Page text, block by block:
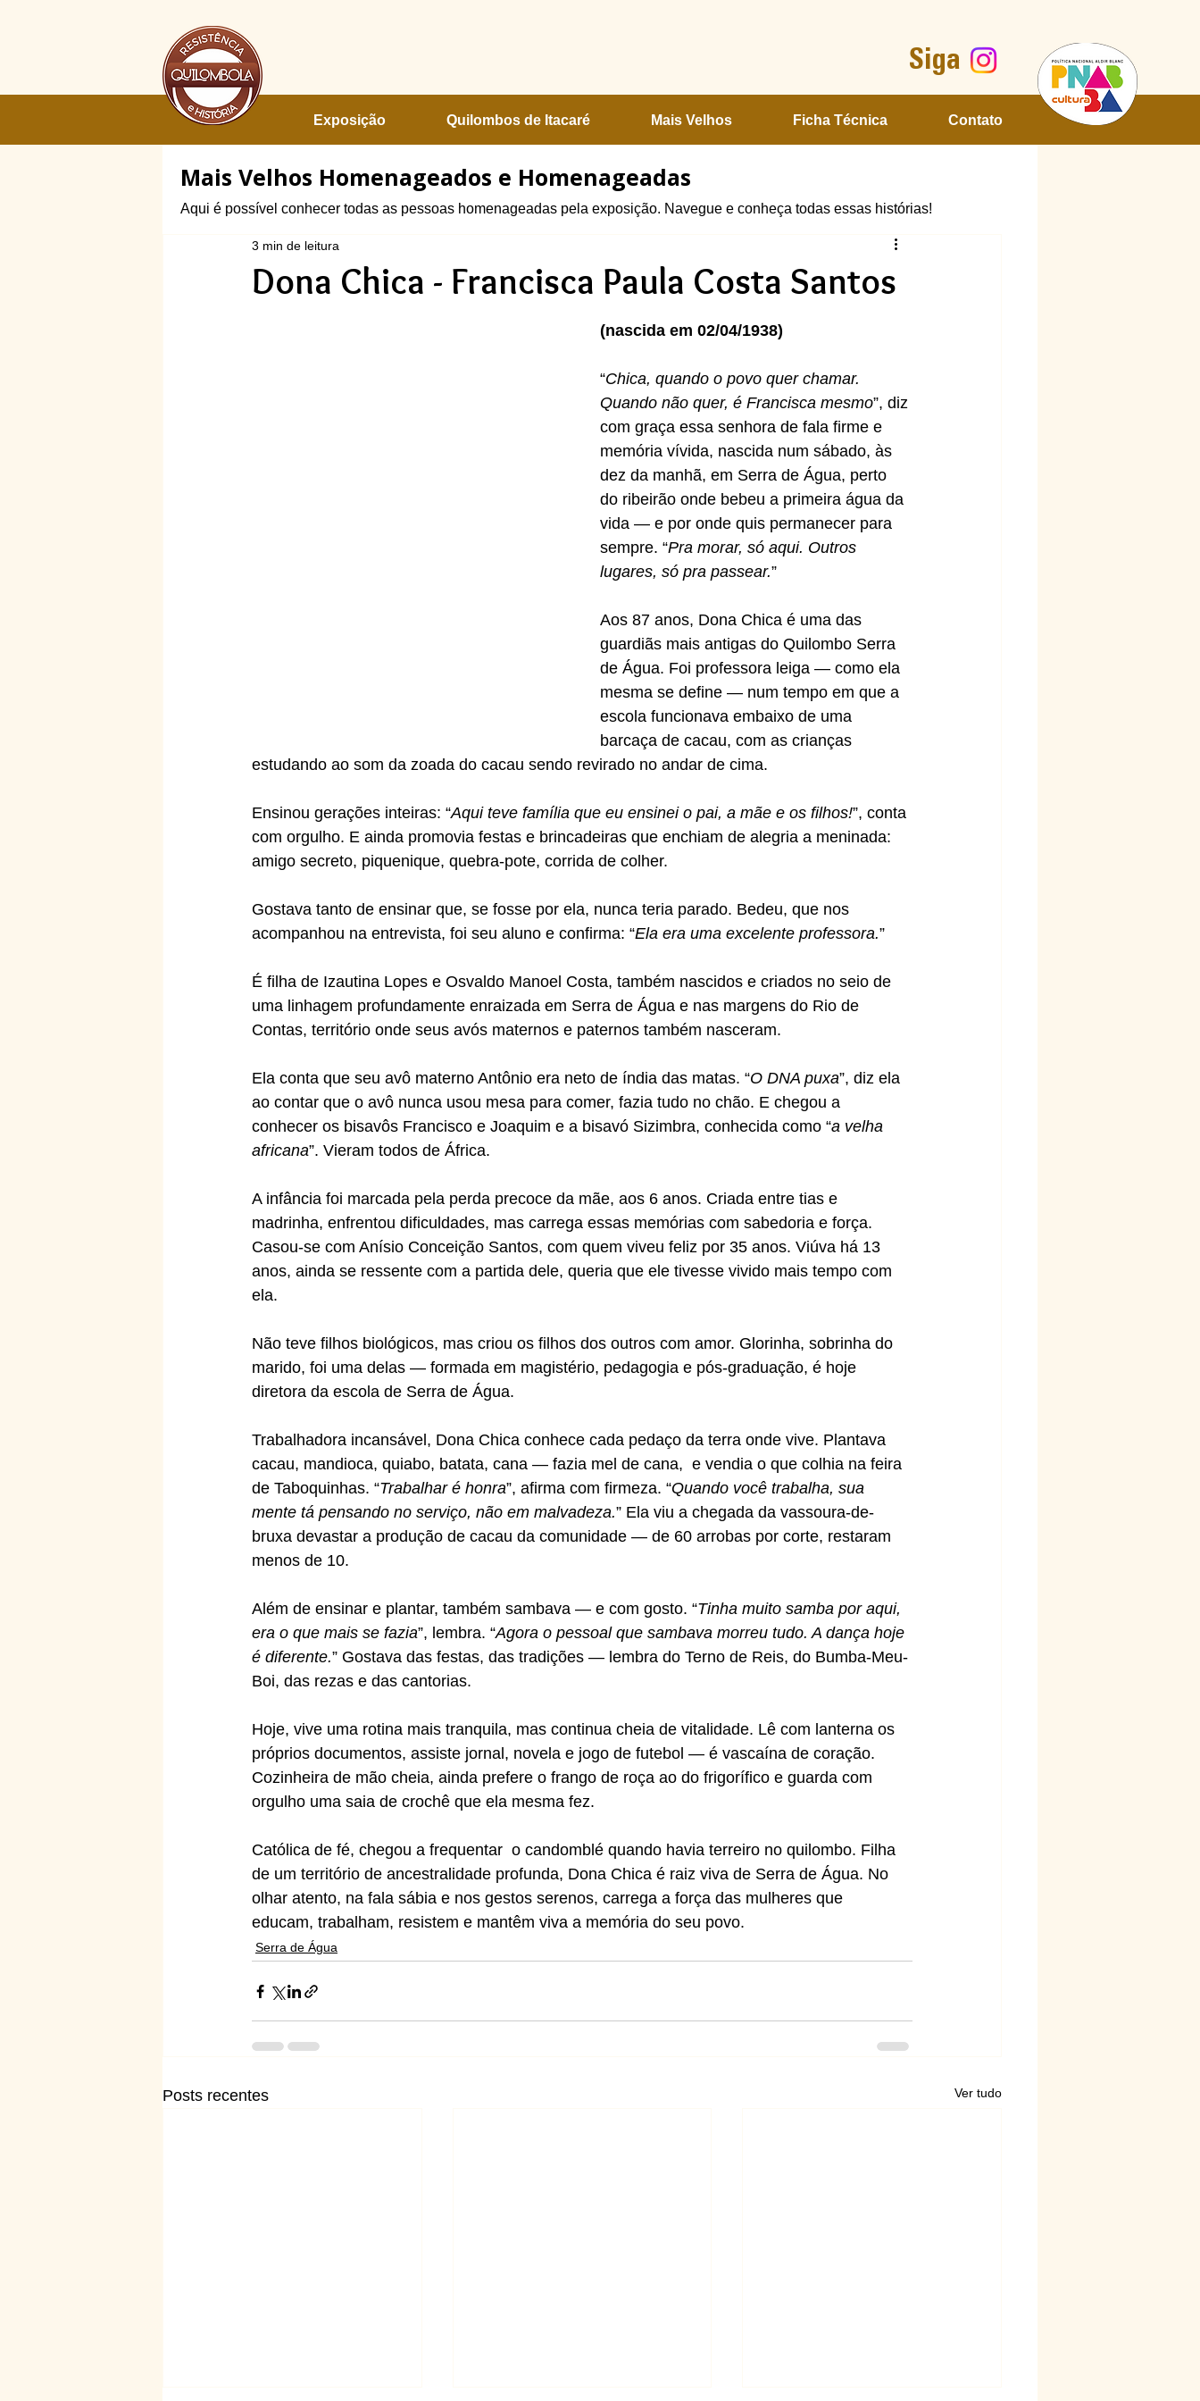
Exposição Quilombos de Itacaré Mais Velhos Ficha Técnica Contato
Siga
Dona Chica - Francisca Paula Costa Santos
3 min de leitura
(nascida em 02/04/1938)
“Chica, quando o povo quer chamar.
Quando não quer, é Francisca mesmo”, diz
com graça essa senhora de fala firme e
memória vívida, nascida num sábado, às
dez da manhã, em Serra de Água, perto
do ribeirão onde bebeu a primeira água da
vida — e por onde quis permanecer para
sempre. “Pra morar, só aqui. Outros
lugares, só pra passear.”
Aos 87 anos, Dona Chica é uma das
guardiãs mais antigas do Quilombo Serra
de Água. Foi professora leiga — como ela
mesma se define — num tempo em que a
escola funcionava embaixo de uma
barcaça de cacau, com as crianças
estudando ao som da zoada do cacau sendo revirado no andar de cima.
Ensinou gerações inteiras: “Aqui teve família que eu ensinei o pai, a mãe e os filhos!”, conta
com orgulho. E ainda promovia festas e brincadeiras que enchiam de alegria a meninada:
amigo secreto, piquenique, quebra-pote, corrida de colher.
Gostava tanto de ensinar que, se fosse por ela, nunca teria parado. Bedeu, que nos
acompanhou na entrevista, foi seu aluno e confirma: “Ela era uma excelente professora.”
É filha de Izautina Lopes e Osvaldo Manoel Costa, também nascidos e criados no seio de
uma linhagem profundamente enraizada em Serra de Água e nas margens do Rio de
Contas, território onde seus avós maternos e paternos também nasceram.
Ela conta que seu avô materno Antônio era neto de índia das matas. “O DNA puxa”, diz ela
ao contar que o avô nunca usou mesa para comer, fazia tudo no chão. E chegou a
conhecer os bisavôs Francisco e Joaquim e a bisavó Sizimbra, conhecida como “a velha
africana”. Vieram todos de África.
A infância foi marcada pela perda precoce da mãe, aos 6 anos. Criada entre tias e
madrinha, enfrentou dificuldades, mas carrega essas memórias com sabedoria e força.
Casou-se com Anísio Conceição Santos, com quem viveu feliz por 35 anos. Viúva há 13
anos, ainda se ressente com a partida dele, queria que ele tivesse vivido mais tempo com
ela.
Não teve filhos biológicos, mas criou os filhos dos outros com amor. Glorinha, sobrinha do
marido, foi uma delas — formada em magistério, pedagogia e pós-graduação, é hoje
diretora da escola de Serra de Água.
Trabalhadora incansável, Dona Chica conhece cada pedaço da terra onde vive. Plantava
cacau, mandioca, quiabo, batata, cana — fazia mel de cana,  e vendia o que colhia na feira
de Taboquinhas. “Trabalhar é honra”, afirma com firmeza. “Quando você trabalha, sua
mente tá pensando no serviço, não em malvadeza.” Ela viu a chegada da vassoura-de-
bruxa devastar a produção de cacau da comunidade — de 60 arrobas por corte, restaram
menos de 10.
Além de ensinar e plantar, também sambava — e com gosto. “Tinha muito samba por aqui,
era o que mais se fazia”, lembra. “Agora o pessoal que sambava morreu tudo. A dança hoje
é diferente.” Gostava das festas, das tradições — lembra do Terno de Reis, do Bumba-Meu-
Boi, das rezas e das cantorias.
Hoje, vive uma rotina mais tranquila, mas continua cheia de vitalidade. Lê com lanterna os
próprios documentos, assiste jornal, novela e jogo de futebol — é vascaína de coração.
Cozinheira de mão cheia, ainda prefere o frango de roça ao do frigorífico e guarda com
orgulho uma saia de crochê que ela mesma fez.
Católica de fé, chegou a frequentar  o candomblé quando havia terreiro no quilombo. Filha
de um território de ancestralidade profunda, Dona Chica é raiz viva de Serra de Água. No
olhar atento, na fala sábia e nos gestos serenos, carrega a força das mulheres que
educam, trabalham, resistem e mantêm viva a memória do seu povo.
Serra de Água
Posts recentes Ver tudo
Mais Velhos Homenageados e Homenageadas
Aqui é possível conhecer todas as pessoas homenageadas pela exposição. Navegue e conheça todas essas histórias!